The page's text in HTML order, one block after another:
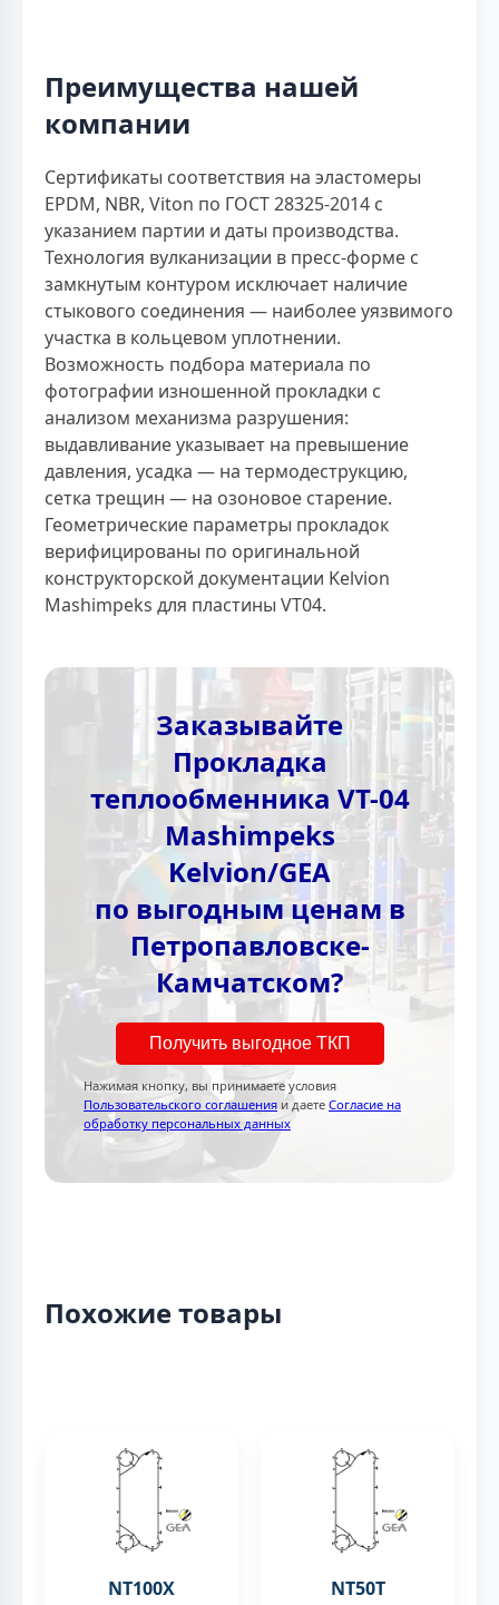
Преимущества нашей
компании
Сертификаты соответствия на эластомеры
EPDM, NBR, Viton по ГОСТ 28325-2014 с
указанием партии и даты производства.
Технология вулканизации в пресс-форме с
замкнутым контуром исключает наличие
стыкового соединения — наиболее уязвимого
участка в кольцевом уплотнении.
Возможность подбора материала по
фотографии изношенной прокладки с
анализом механизма разрушения:
выдавливание указывает на превышение
давления, усадка — на термодеструкцию,
сетка трещин — на озоновое старение.
Геометрические параметры прокладок
верифицированы по оригинальной
конструкторской документации Kelvion
Mashimpeks для пластины VT04.
Заказывайте
Прокладка
теплообменника VT-04
Mashimpeks
Kelvion/GEA
по выгодным ценам в
Петропавловске-
Камчатском?
Получить выгодное ТКП
Нажимая кнопку, вы принимаете условия
Пользовательского соглашения и даете Согласие на
обработку персональных данных
Похожие товары
NT100X NT50T